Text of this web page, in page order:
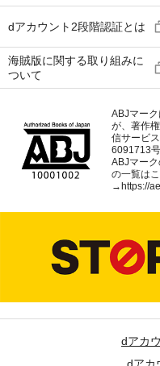
dアカウント2段階認証とは
海賊版に関する取り組みに
ついて
ABJマー
が、著作
信サービ
6091713号
ABJマー
の一覧は
→ https://
dアカ